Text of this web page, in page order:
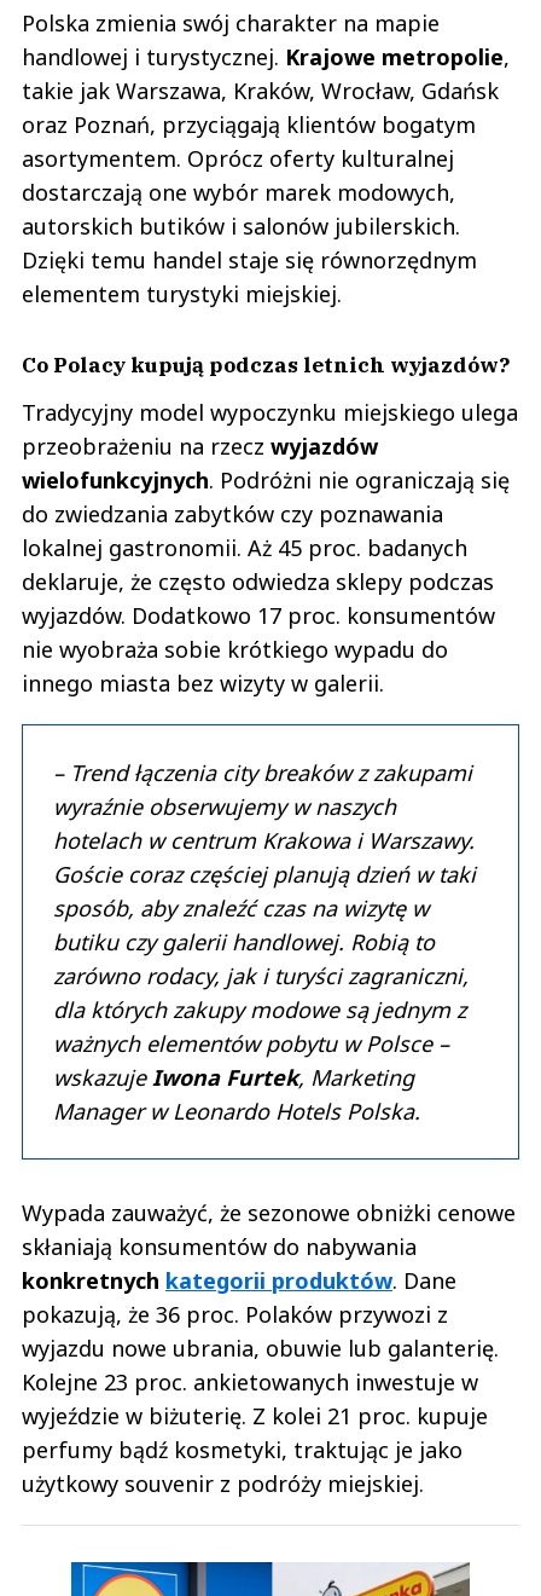
Polska zmienia swój charakter na mapie
handlowej i turystycznej. Krajowe metropolie,
takie jak Warszawa, Kraków, Wrocław, Gdańsk
oraz Poznań, przyciągają klientów bogatym
asortymentem. Oprócz oferty kulturalnej
dostarczają one wybór marek modowych,
autorskich butików i salonów jubilerskich.
Dzięki temu handel staje się równorzędnym
elementem turystyki miejskiej.
Co Polacy kupują podczas letnich wyjazdów?
Tradycyjny model wypoczynku miejskiego ulega
przeobrażeniu na rzecz wyjazdów
wielofunkcyjnych. Podróżni nie ograniczają się
do zwiedzania zabytków czy poznawania
lokalnej gastronomii. Aż 45 proc. badanych
deklaruje, że często odwiedza sklepy podczas
wyjazdów. Dodatkowo 17 proc. konsumentów
nie wyobraża sobie krótkiego wypadu do
innego miasta bez wizyty w galerii.
– Trend łączenia city breaków z zakupami
wyraźnie obserwujemy w naszych
hotelach w centrum Krakowa i Warszawy.
Goście coraz częściej planują dzień w taki
sposób, aby znaleźć czas na wizytę w
butiku czy galerii handlowej. Robią to
zarówno rodacy, jak i turyści zagraniczni,
dla których zakupy modowe są jednym z
ważnych elementów pobytu w Polsce –
wskazujeIwona Furtek, Marketing
Manager w Leonardo Hotels Polska.
Wypada zauważyć, że sezonowe obniżki cenowe
skłaniają konsumentów do nabywania
konkretnych kategorii produktów. Dane
pokazują, że 36 proc. Polaków przywozi z
wyjazdu nowe ubrania, obuwie lub galanterię.
Kolejne 23 proc. ankietowanych inwestuje w
wyjeździe w biżuterię. Z kolei 21 proc. kupuje
perfumy bądź kosmetyki, traktując je jako
użytkowy souvenir z podróży miejskiej.